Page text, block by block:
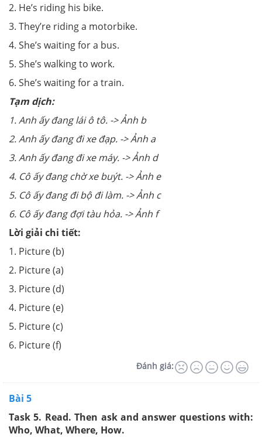
2. He’s riding his bike.
3. They’re riding a motorbike.
4. She’s waiting for a bus.
5. She’s walking to work.
6. She’s waiting for a train.
Tạm dịch:
1. Anh ấy đang lái ô tô. -> Ảnh b
2. Anh ấy đang đi xe đạp. -> Ảnh a
3. Anh ấy đang đi xe máy. -> Ảnh d
4. Cô ấy đang chờ xe buýt. -> Ảnh e
5. Cô ấy đang đi bộ đi làm. -> Ảnh c
6. Cô ấy đang đợi tàu hỏa. -> Ảnh f
Lời giải chi tiết:
1. Picture (b)
2. Picture (a)
3. Picture (d)
4. Picture (e)
5. Picture (c)
6. Picture (f)
Đánh giá:
Bài 5
Task 5. Read. Then ask and answer questions with:
Who, What, Where, How.